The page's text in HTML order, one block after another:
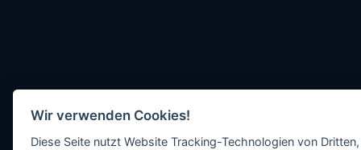
Wir verwenden Cookies!
Diese Seite nutzt Website Tracking-Technologien von